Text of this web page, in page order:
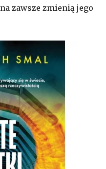
zawsze zmienią jego